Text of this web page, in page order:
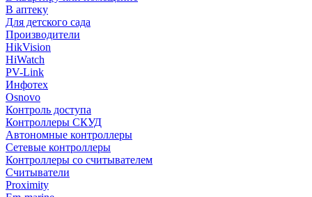
В аптеку
Для детского сада
Производители
HikVision
HiWatch
PV-Link
Инфотех
Osnovo
Контроль доступа
Контроллеры СКУД
Автономные контроллеры
Сетевые контроллеры
Контроллеры со считывателем
Считыватели
Proximity